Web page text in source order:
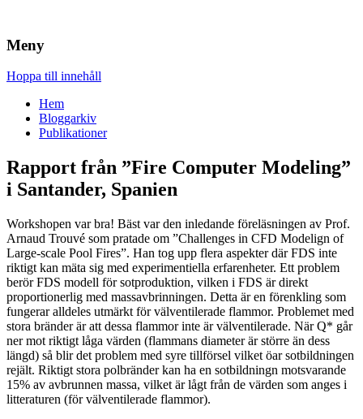
Wuz
Meny
Hoppa till innehåll
Hem
Bloggarkiv
Publikationer
Rapport från ”Fire Computer Modeling”
i Santander, Spanien
Workshopen var bra! Bäst var den inledande föreläsningen av Prof.
Arnaud Trouvé som pratade om ”Challenges in CFD Modelign of
Large-scale Pool Fires”. Han tog upp flera aspekter där FDS inte
riktigt kan mäta sig med experimentiella erfarenheter. Ett problem
berör FDS modell för sotproduktion, vilken i FDS är direkt
proportionerlig med massavbrinningen. Detta är en förenkling som
fungerar alldeles utmärkt för välventilerade flammor. Problemet med
stora bränder är att dessa flammor inte är välventilerade. När Q* går
ner mot riktigt låga värden (flammans diameter är större än dess
längd) så blir det problem med syre tillförsel vilket öar sotbildningen
rejält. Riktigt stora polbränder kan ha en sotbildningn motsvarande
15% av avbrunnen massa, vilket är lågt från de värden som anges i
litteraturen (för välventilerade flammor).